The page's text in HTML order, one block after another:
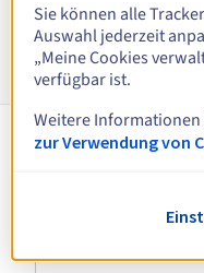
Sie können alle
Auswahl jederzeit
„Meine Cookies
verfügbar ist.
Weitere
zur Verwendung von